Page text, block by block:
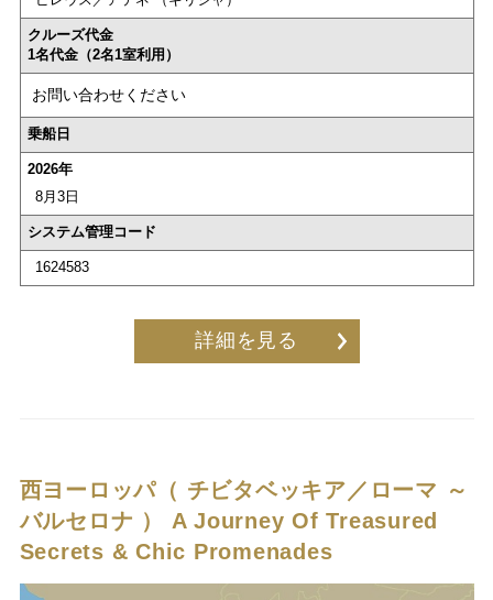
クルーズ代金
1名代金（2名1室利用）
お問い合わせください
乗船日
2026年
8月3日
システム管理コード
1624583
詳細を見る
西ヨーロッパ（ チビタベッキア／ローマ ～
バルセロナ ） A Journey Of Treasured
Secrets & Chic Promenades